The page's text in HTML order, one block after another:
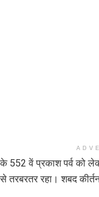
वें प्रकाश पर्व को
तरबरतर रहा। शबद